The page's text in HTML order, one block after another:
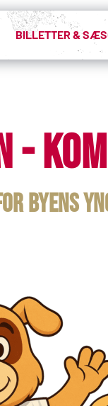
BILLETTER &
-
byens